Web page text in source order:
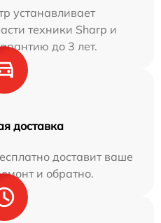
устанавливает
техники Sharp и
до 3 лет.
доставка
доставит ваше
и обратно.